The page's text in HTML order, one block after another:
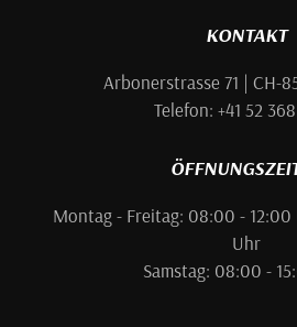
KONTAKT
Arbonerstrasse 71 | CH-
Telefon: +41 52
Montag - Freitag: 08:00 -
Uhr
Samstag: 08:00 -